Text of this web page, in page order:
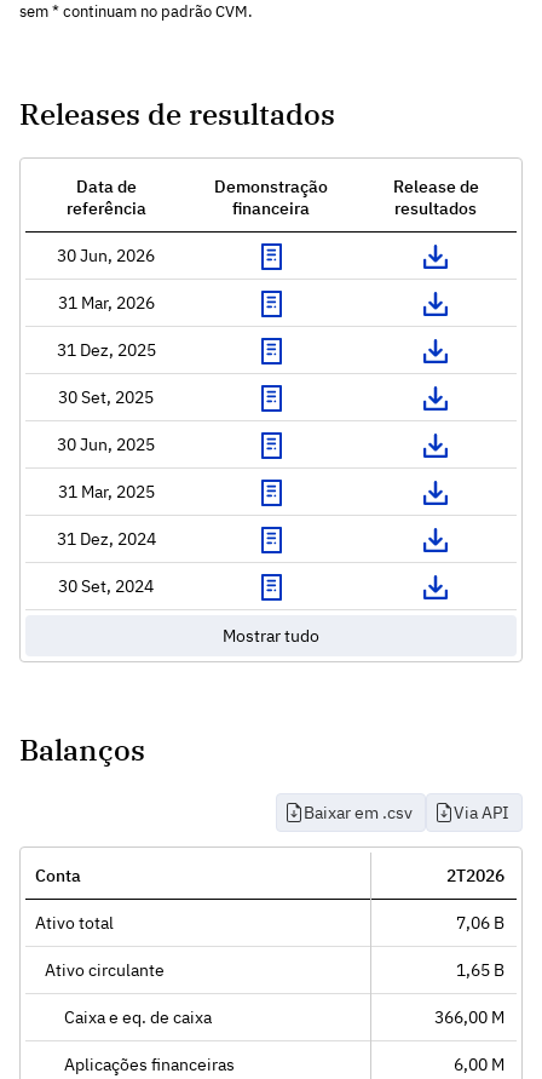
sem * continuam no padrão CVM.
Releases de resultados
Data de
referência
Demonstração
financeira
Release de
resultados
30 Jun, 2026
31 Mar, 2026
31 Dez, 2025
30 Set, 2025
30 Jun, 2025
31 Mar, 2025
31 Dez, 2024
30 Set, 2024
Mostrar tudo
Balanços
Baixar em .csv Via API
Conta 2T2026
Ativo total 7,06 B
Ativo circulante 1,65 B
Caixa e eq. de caixa 366,00 M
Aplicações financeiras 6,00 M